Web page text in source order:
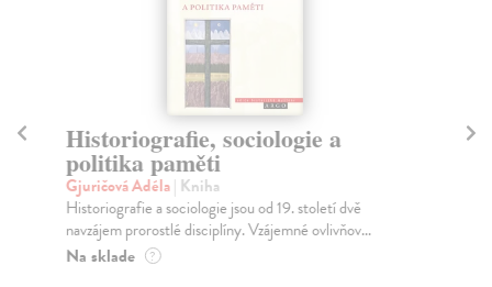
Historiografie, sociologie a
politika paměti
Gjuričová Adéla| Kniha
Historiografie a sociologie jsou od 19. století dvě
navzájem prorostlé disciplíny. Vzájemné ovlivňov...
Na sklade ?